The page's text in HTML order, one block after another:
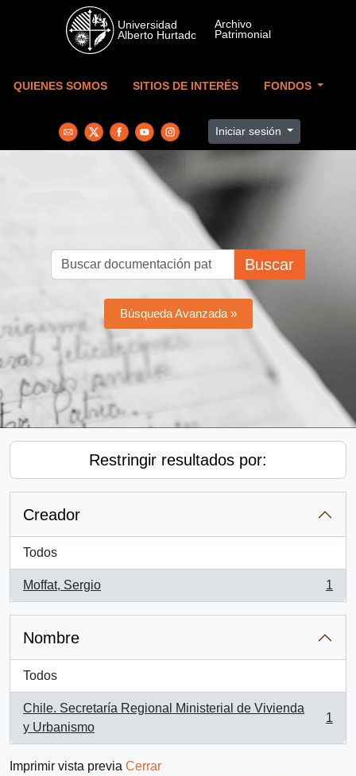
Skip to main content
QUIENES SOMOS SITIOS DE INTERÉS FONDOS
Iniciar sesión
Buscar
Búsqueda Avanzada »
Restringir resultados por:
Creador
Todos
Moffat, Sergio
, 1 resultados
1
Nombre
Todos
Chile. Secretaría Regional Ministerial de Vivienda
y Urbanismo
, 1 resultados
1
Imprimir vista previa Cerrar